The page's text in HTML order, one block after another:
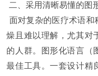
二、采用清晰易懂的图
面对复杂的医疗术语
燥且难以理解，尤其对
的人群。图形化语言（
最佳工具。一套设计精